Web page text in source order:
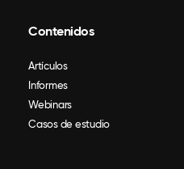
Contenidos
Artículos
Informes
Webinars
Casos de estudio